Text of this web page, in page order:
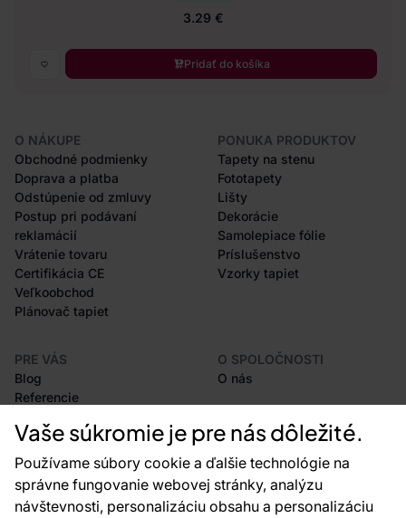
Vaše súkromie je pre nás dôležité.
Používame súbory cookie a ďalšie technológie na
správne fungovanie webovej stránky, analýzu
návštevnosti, personalizáciu obsahu a personalizáciu
3.29 €
Pridať do košíka
O NÁKUPE
Obchodné podmienky
Doprava a platba
Odstúpenie od zmluvy
Postup pri podávaní
reklamácií
Vrátenie tovaru
Certifikácia CE
Veľkoobchod
Plánovač tapiet
PONUKA PRODUKTOV
Tapety na stenu
Fototapety
Lišty
Dekorácie
Samolepiace fólie
Príslušenstvo
Vzorky tapiet
PRE VÁS
Blog
Referencie
Rady a tipy
Najčastejšie otázky
O SPOLOČNOSTI
O nás